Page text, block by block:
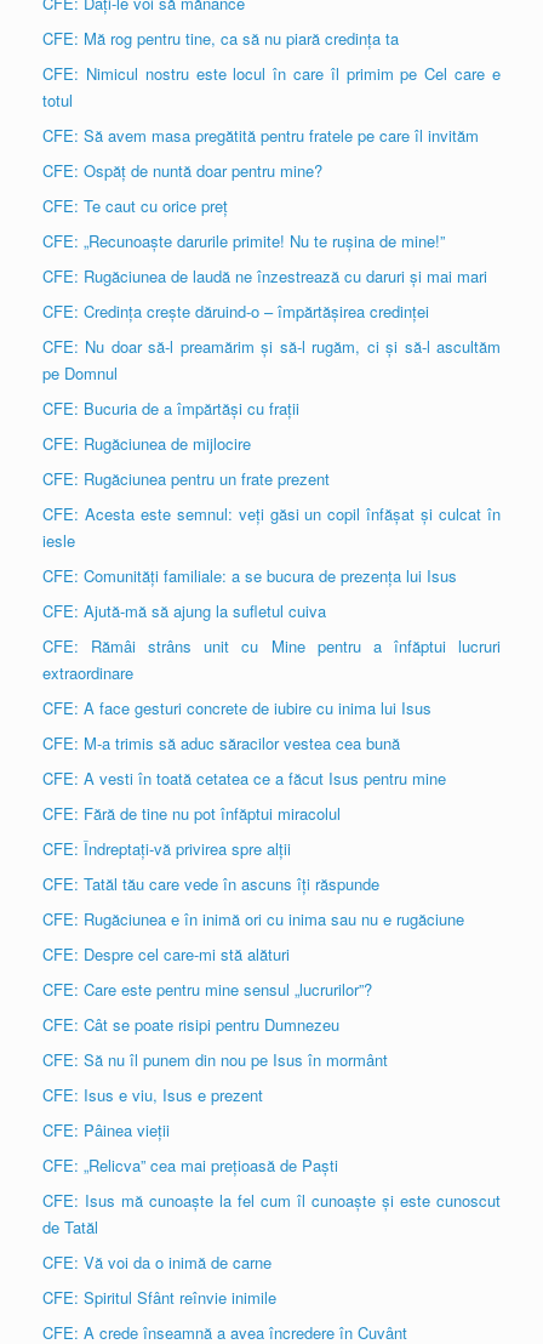
CFE: Mă rog pentru tine, ca să nu piară credința ta
CFE: Nimicul nostru este locul în care îl primim pe Cel care e
totul
CFE: Să avem masa pregătită pentru fratele pe care îl invităm
CFE: Ospăț de nuntă doar pentru mine?
CFE: Te caut cu orice preț
CFE: „Recunoaște darurile primite! Nu te rușina de mine!”
CFE: Rugăciunea de laudă ne înzestrează cu daruri și mai mari
CFE: Credința crește dăruind-o – împărtășirea credinței
CFE: Nu doar să-l preamărim și să-l rugăm, ci și să-l ascultăm
pe Domnul
CFE: Bucuria de a împărtăși cu frații
CFE: Rugăciunea de mijlocire
CFE: Rugăciunea pentru un frate prezent
CFE: Acesta este semnul: veți găsi un copil înfășat și culcat în
iesle
CFE: Comunități familiale: a se bucura de prezența lui Isus
CFE: Ajută-mă să ajung la sufletul cuiva
CFE: Rămâi strâns unit cu Mine pentru a înfăptui lucruri
extraordinare
CFE: A face gesturi concrete de iubire cu inima lui Isus
CFE: M-a trimis să aduc săracilor vestea cea bună
CFE: A vesti în toată cetatea ce a făcut Isus pentru mine
CFE: Fără de tine nu pot înfăptui miracolul
CFE: Îndreptați-vă privirea spre alții
CFE: Tatăl tău care vede în ascuns îți răspunde
CFE: Rugăciunea e în inimă ori cu inima sau nu e rugăciune
CFE: Despre cel care-mi stă alături
CFE: Care este pentru mine sensul „lucrurilor”?
CFE: Cât se poate risipi pentru Dumnezeu
CFE: Să nu îl punem din nou pe Isus în mormânt
CFE: Isus e viu, Isus e prezent
CFE: Pâinea vieții
CFE: „Relicva” cea mai prețioasă de Paști
CFE: Isus mă cunoaște la fel cum îl cunoaște și este cunoscut
de Tatăl
CFE: Vă voi da o inimă de carne
CFE: Spiritul Sfânt reînvie inimile
CFE: A crede înseamnă a avea încredere în Cuvânt